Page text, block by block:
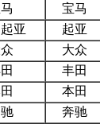
宝马
亚 起亚
大众
丰田
本田
奔驰